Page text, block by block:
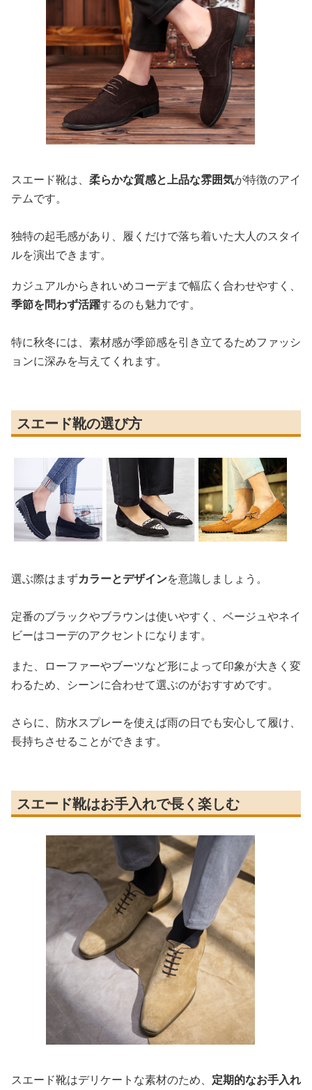
スエード靴は、 柔らかな質感と上品な雰囲気が特徴のアイ
テムです。
独特の起毛感があり、履くだけで落ち着いた大人のスタイ
ルを演出できます。
カジュアルからきれいめコーデまで幅広く合わせやすく、
季節を問わず活躍するのも魅力です。
特に秋冬には、素材感が季節感を引き立てるためファッシ
ョンに深みを与えてくれます。
スエード靴の選び方
選ぶ際はまずカラーとデザインを意識しましょう。
定番のブラックやブラウンは使いやすく、ベージュやネイ
ビーはコーデのアクセントになります。
また、ローファーやブーツなど形によって印象が大きく変
わるため、シーンに合わせて選ぶのがおすすめです。
さらに、防水スプレーを使えば雨の日でも安心して履け、
長持ちさせることができます。
スエード靴はお手入れで長く楽しむ
スエード靴はデリケートな素材のため、 定期的なお手入れ